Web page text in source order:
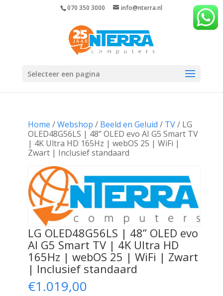
070 350 3000 info@nterra.nl
Selecteer een pagina
Home /Webshop / Beeld en Geluid / TV/ LG
OLED48G56LS | 48” OLED evo AI G5 Smart TV
| 4K Ultra HD 165Hz | webOS 25 | WiFi |
Zwart | Inclusief standaard
LG OLED48G56LS | 48” OLED evo
AI G5 Smart TV | 4K Ultra HD
165Hz | webOS 25 | WiFi | Zwart
| Inclusief standaard
€1.019,00